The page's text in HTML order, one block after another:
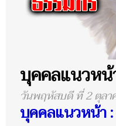
บุคคลแนวหน้
วันพฤหัสบดี ที่ 2 ตุลา
บุคคลแนวหน้า